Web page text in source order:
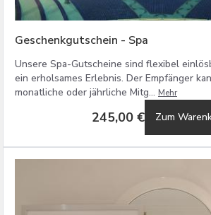
Geschenkgutschein - Spa
Unsere Spa-Gutscheine sind flexibel
ein erholsames Erlebnis. Der Empfänger
monatliche oder jährliche Mitg... Mehr
245,00 € Zum